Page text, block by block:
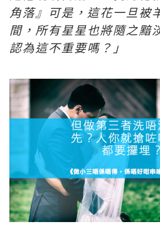
角落』可是，這花一旦被
間，所有星星也將隨之黯
認為這不重要嗎？」